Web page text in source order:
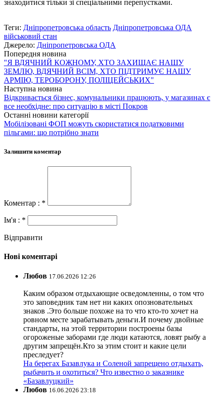
знаходитися тільки зі спеціальними перепустками.
Теги: Дніпропетровська область Дніпропетровська ОДА
військовий стан
Джерело: Дніпропетровська ОДА
Попередня новина
"Я ВДЯЧНИЙ КОЖНОМУ, ХТО ЗАХИЩАЄ НАШУ
ЗЕМЛЮ, ВДЯЧНИЙ ВСІМ, ХТО ПІДТРИМУЄ НАШУ
АРМІЮ, ТЕРОБОРОНУ, ПОЛІЦЕЙСЬКИХ"
Наступна новина
Відкривається бізнес, комунальники працюють, у магазинах є
все необхідне: про ситуацію в місті Покров
Останні новини категорії
Мобілізовані ФОП можуть скористатися податковими
пільгами: що потрібно знати
Залишити коментар
Коментар : *
Ім'я : *
Відправити
Нові коментарі
Любов 17.06.2026 12:26
Каким образом отдыхающие осведомленны, о том что
это заповедник там нет ни каких опозновательных
знаков .Это больше похоже на то что кто-то хочет на
ровном месте зарабатывать деньги.И почему двойные
стандарты, на этой территории построены базы
огороженые заборами где люди катаются, ловят рыбу а
другим запрещён.Кто за этим стоит и какие цели
преследует?
На берегах Базавлука и Соленой запрещено отдыхать,
рыбачить и охотиться? Что известно о заказнике
«Базавлуцкий»
Любов 16.06.2026 23:18